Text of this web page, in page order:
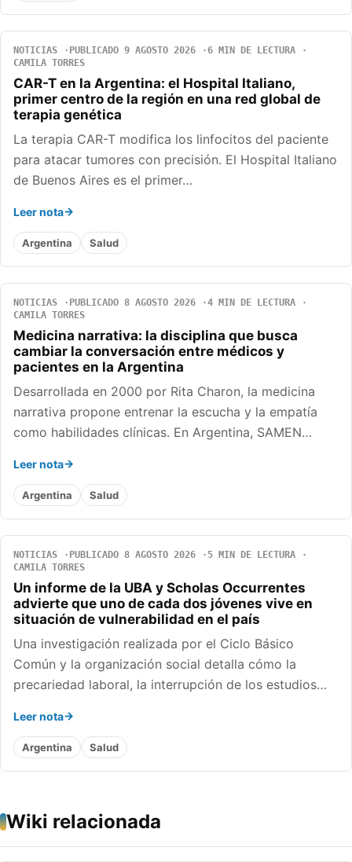
NOTICIAS PUBLICADO 9 AGOSTO 2026
6 MIN DE LECTURA
CAMILA TORRES
CAR-T en la Argentina: el Hospital Italiano,
primer centro de la región en una red global de
terapia genética
La terapia CAR-T modifica los linfocitos del paciente
para atacar tumores con precisión. El Hospital Italiano
de Buenos Aires es el primer…
Leer nota
Argentina Salud
NOTICIAS PUBLICADO 8 AGOSTO 2026
4 MIN DE LECTURA
CAMILA TORRES
Medicina narrativa: la disciplina que busca
cambiar la conversación entre médicos y
pacientes en la Argentina
Desarrollada en 2000 por Rita Charon, la medicina
narrativa propone entrenar la escucha y la empatía
como habilidades clínicas. En Argentina, SAMEN…
Leer nota
Argentina Salud
NOTICIAS PUBLICADO 8 AGOSTO 2026
5 MIN DE LECTURA
CAMILA TORRES
Un informe de la UBA y Scholas Occurrentes
advierte que uno de cada dos jóvenes vive en
situación de vulnerabilidad en el país
Una investigación realizada por el Ciclo Básico
Común y la organización social detalla cómo la
precariedad laboral, la interrupción de los estudios…
Leer nota
Argentina Salud
Wiki relacionada